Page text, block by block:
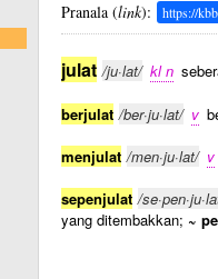
Pranala (link): https://
julat /ju·lat/ kl n
berjulat /ber·ju·lat/ v
menjulat /men·ju·lat/ v
sepenjulat /
yang ditembakkan; ~